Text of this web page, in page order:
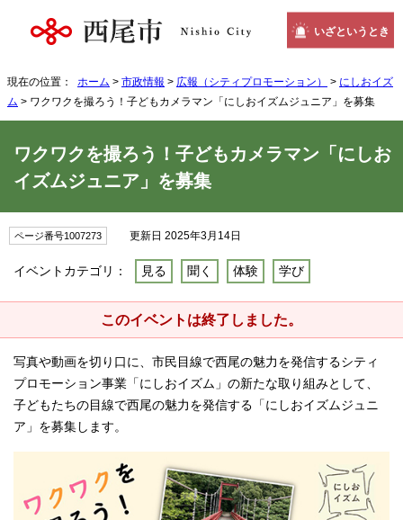
いざというとき
現在の位置： ホーム > 市政情報 > 広報（シティプロモーション） > にしおイズ
ム > ワクワクを撮ろう！子どもカメラマン「にしおイズムジュニア」を募集
ワクワクを撮ろう！子どもカメラマン「にしお
イズムジュニア」を募集
ページ番号1007273 更新日 2025年3月14日
イベントカテゴリ： 見る 聞く 体験 学び
このイベントは終了しました。
写真や動画を切り口に、市民目線で西尾の魅力を発信するシティ
プロモーション事業「にしおイズム」の新たな取り組みとして、
子どもたちの目線で西尾の魅力を発信する「にしおイズムジュニ
ア」を募集します。